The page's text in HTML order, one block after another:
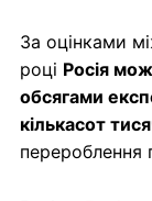
За оцінками
році Росія
обсягами
кількасот
перероблення